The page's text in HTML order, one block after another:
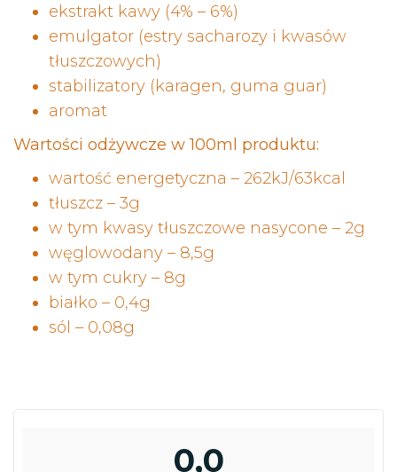
ekstrakt kawy (4% – 6%)
emulgator (estry sacharozy i kwasów
tłuszczowych)
stabilizatory (karagen, guma guar)
aromat
Wartości odżywcze w 100ml produktu:
wartość energetyczna – 262kJ/63kcal
tłuszcz – 3g
w tym kwasy tłuszczowe nasycone – 2g
węglowodany – 8,5g
w tym cukry – 8g
białko – 0,4g
sól – 0,08g
0,0